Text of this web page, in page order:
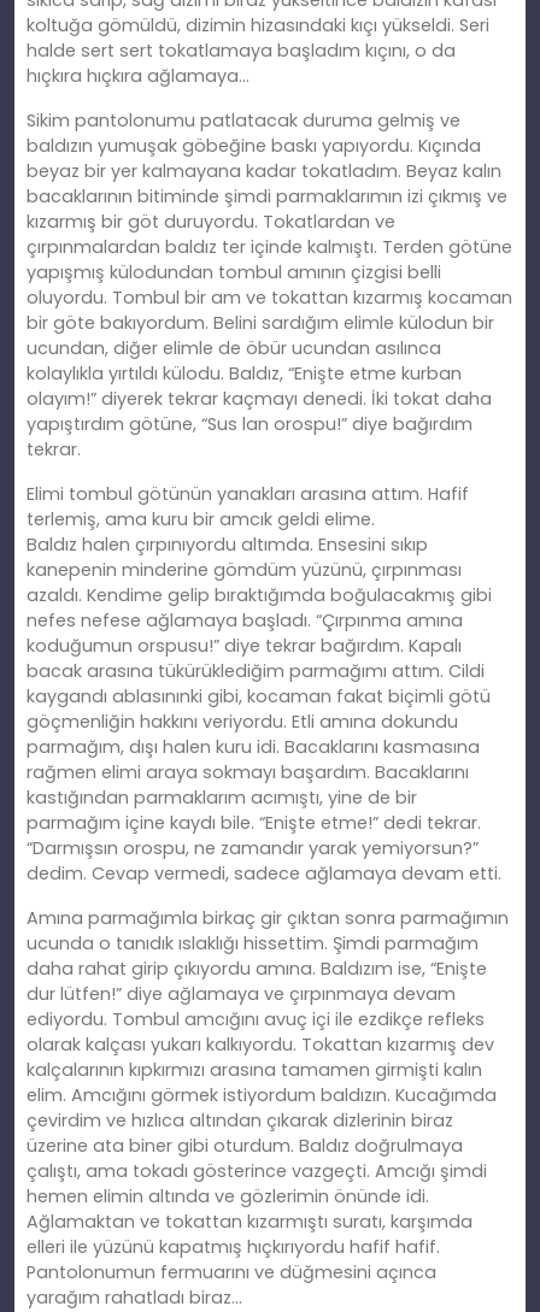
koltuğa gömüldü, dizimin hizasındaki kıçı yükseldi. Seri
halde sert sert tokatlamaya başladım kıçını, o da
hıçkıra hıçkıra ağlamaya…
Sikim pantolonumu patlatacak duruma gelmiş ve
baldızın yumuşak göbeğine baskı yapıyordu. Kıçında
beyaz bir yer kalmayana kadar tokatladım. Beyaz kalın
bacaklarının bitiminde şimdi parmaklarımın izi çıkmış ve
kızarmış bir göt duruyordu. Tokatlardan ve
çırpınmalardan baldız ter içinde kalmıştı. Terden götüne
yapışmış külodundan tombul amının çizgisi belli
oluyordu. Tombul bir am ve tokattan kızarmış kocaman
bir göte bakıyordum. Belini sardığım elimle külodun bir
ucundan, diğer elimle de öbür ucundan asılınca
kolaylıkla yırtıldı külodu. Baldız, “Enişte etme kurban
olayım!” diyerek tekrar kaçmayı denedi. İki tokat daha
yapıştırdım götüne, “Sus lan orospu!” diye bağırdım
tekrar.
Elimi tombul götünün yanakları arasına attım. Hafif
terlemiş, ama kuru bir amcık geldi elime.
Baldız halen çırpınıyordu altımda. Ensesini sıkıp
kanepenin minderine gömdüm yüzünü, çırpınması
azaldı. Kendime gelip bıraktığımda boğulacakmış gibi
nefes nefese ağlamaya başladı. “Çırpınma amına
koduğumun orspusu!” diye tekrar bağırdım. Kapalı
bacak arasına tükürüklediğim parmağımı attım. Cildi
kaygandı ablasınınki gibi, kocaman fakat biçimli götü
göçmenliğin hakkını veriyordu. Etli amına dokundu
parmağım, dışı halen kuru idi. Bacaklarını kasmasına
rağmen elimi araya sokmayı başardım. Bacaklarını
kastığından parmaklarım acımıştı, yine de bir
parmağım içine kaydı bile. “Enişte etme!” dedi tekrar.
“Darmışsın orospu, ne zamandır yarak yemiyorsun?”
dedim. Cevap vermedi, sadece ağlamaya devam etti.
Amına parmağımla birkaç gir çıktan sonra parmağımın
ucunda o tanıdık ıslaklığı hissettim. Şimdi parmağım
daha rahat girip çıkıyordu amına. Baldızım ise, “Enişte
dur lütfen!” diye ağlamaya ve çırpınmaya devam
ediyordu. Tombul amcığını avuç içi ile ezdikçe refleks
olarak kalçası yukarı kalkıyordu. Tokattan kızarmış dev
kalçalarının kıpkırmızı arasına tamamen girmişti kalın
elim. Amcığını görmek istiyordum baldızın. Kucağımda
çevirdim ve hızlıca altından çıkarak dizlerinin biraz
üzerine ata biner gibi oturdum. Baldız doğrulmaya
çalıştı, ama tokadı gösterince vazgeçti. Amcığı şimdi
hemen elimin altında ve gözlerimin önünde idi.
Ağlamaktan ve tokattan kızarmıştı suratı, karşımda
elleri ile yüzünü kapatmış hıçkırıyordu hafif hafif.
Pantolonumun fermuarını ve düğmesini açınca
yarağım rahatladı biraz…